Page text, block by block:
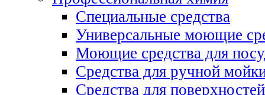
Специальные средства
Универсальные моющие
Моющие средства для
Средства для ручной
Средства для поверхностей